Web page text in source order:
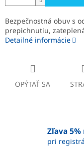
Bezpečnostná obuv s
prepichnutiu,
Detailné informácie
OPÝTAŤ SA
Zľava
pri